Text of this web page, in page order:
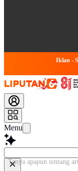
Iklan -
Menu
Bac